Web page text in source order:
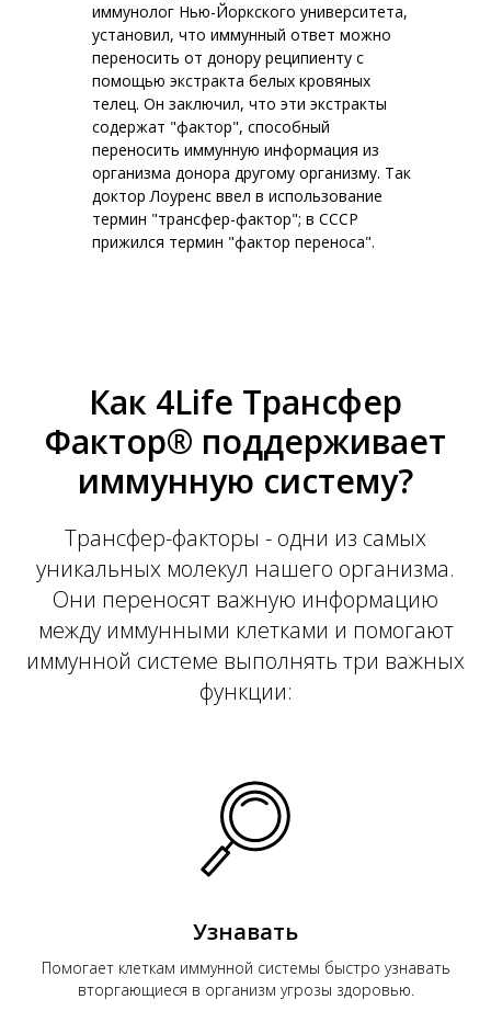
иммунолог Нью-Йоркского университета,
установил, что иммунный ответ можно
переносить от донору реципиенту с
помощью экстракта белых кровяных
телец. Он заключил, что эти экстракты
содержат "фактор", способный
переносить иммунную информация из
организма донора другому организму. Так
доктор Лоуренс ввел в использование
термин "трансфер-фактор"; в СССР
прижился термин "фактор переноса".
Как 4Life Трансфер
Фактор® поддерживает
иммунную систему?
Трансфер-факторы - одни из самых
уникальных молекул нашего организма.
Они переносят важную информацию
между иммунными клетками и помогают
иммунной системе выполнять три важных
функции:
Узнавать
Помогает клеткам иммунной системы быстро узнавать
вторгающиеся в организм угрозы здоровью.